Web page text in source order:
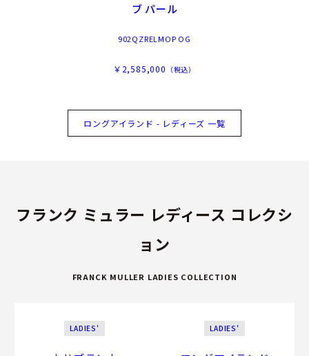
ブ パール
902QZRELMOP OG
￥2,585,000 （税込）
ロングアイランド - レディーズ 一覧
フランク ミュラー レディース コレクシ
ョン
FRANCK MULLER LADIES COLLECTION
LADIES' LADIES'